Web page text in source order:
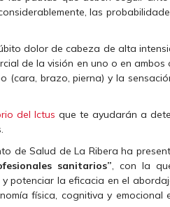
las
dolor de cabeza de alta
de la visión en uno o en ambos
(cara, brazo, pierna) y la
del Ictus que te ayudarán a
de Salud de La Ribera ha
sanitarios”, con la
potenciar la eficacia en el
física, cognitiva y emocional